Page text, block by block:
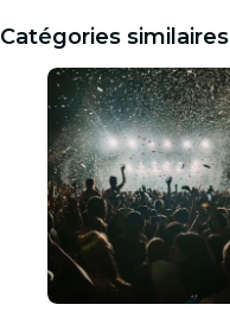
Catégories similaires